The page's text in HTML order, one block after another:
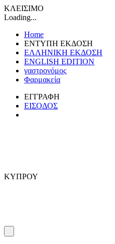
ΚΛΕΙΣΙΜΟ
Loading...
Home
ΕΝΤΥΠΗ ΕΚΔΟΣΗ
ΕΛΛΗΝΙΚΗ ΕΚΔΟΣΗ
ENGLISH EDITION
γαστρονόμος
Φαρμακεία
ΕΓΓΡΑΦΗ
ΕΙΣΟΔΟΣ
ΚΥΠΡΟΥ